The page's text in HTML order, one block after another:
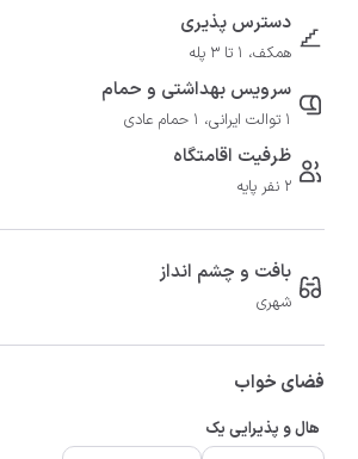
دسترس پذیری
همکف، 1 تا 3 پله
سرویس بهداشتی و حمام
1 توالت ایرانی، 1 حمام عادی
ظرفیت اقامتگاه
2 نفر پایه
بافت و چشم انداز
شهری
فضای خواب
هال و پذیرایی یک